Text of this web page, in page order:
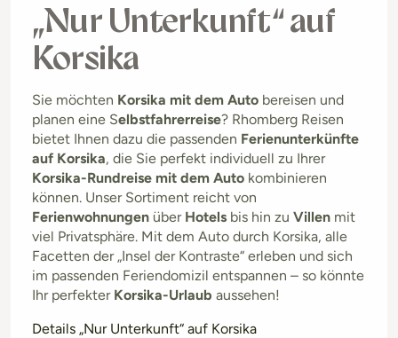
„Nur Unterkunft“ auf
Korsika
Sie möchten Korsika mit dem Auto bereisen und
planen eine Selbstfahrerreise? Rhomberg Reisen
bietet Ihnen dazu die passenden Ferienunterkünfte
auf Korsika, die Sie perfekt individuell zu Ihrer
Korsika-Rundreise mit dem Auto kombinieren
können. Unser Sortiment reicht von
Ferienwohnungen über Hotels bis hin zu Villen mit
viel Privatsphäre. Mit dem Auto durch Korsika, alle
Facetten der „Insel der Kontraste“ erleben und sich
im passenden Feriendomizil entspannen – so könnte
Ihr perfekter Korsika-Urlaub aussehen!
Details „Nur Unterkunft“ auf Korsika